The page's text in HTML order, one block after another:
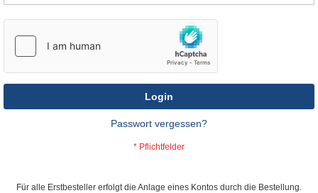
Login
Passwort vergessen?
Für alle Erstbesteller erfolgt die Anlage eines Kontos durch die Bestellung.